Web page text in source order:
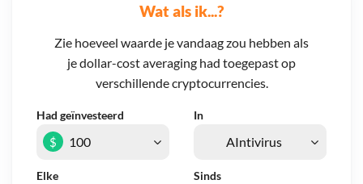
Wat als ik...?
Zie hoeveel waarde je vandaag zou hebben als
je dollar-cost averaging had toegepast op
verschillende cryptocurrencies.
Had geïnvesteerd In
Elke Sinds
$